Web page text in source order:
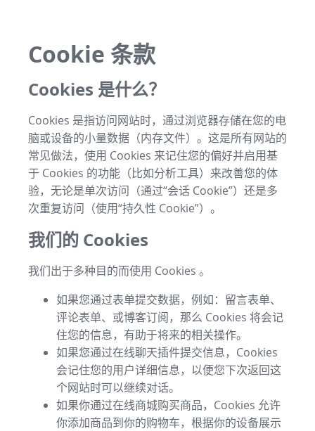
Cookie 条款
Cookies 是什么？
Cookies 是指访问网站时，通过浏览器存储在您的电
脑或设备的小量数据（内存文件）。这是所有网站的
常见做法，使用 Cookies 来记住您的偏好并启用基
于 Cookies 的功能（比如分析工具）来改善您的体
验，无论是单次访问（通过“会话 Cookie”）还是多
次重复访问（使用“持久性 Cookie”）。
我们的 Cookies
我们出于多种目的而使用 Cookies 。
如果您通过表单提交数据，例如：留言表单、
评论表单、或博客订阅，那么 Cookies 将会记
住您的信息，有助于将来的相关操作。
如果您通过在线聊天插件提交信息，Cookies
会记住您的用户详细信息，以便您下次返回这
个网站时可以继续对话。
如果你通过在线商城购买商品，Cookies 允许
你添加商品到你的购物车，根据你的设备展示